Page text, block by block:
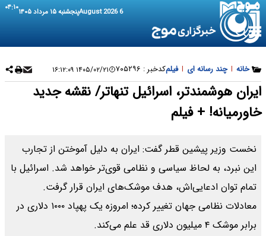
6 August 2026 پنجشنبه ۱۵ مرداد ۱۴۰۵ ۰۴:۱۰
خانه | چند رسانه ای | فیلمکدخبر : ۷۰۵۲۹۶ ۱۴۰۵/۰۲/۲۱ ۱۶:۱۲:۰۹
ایران هوشمندتر، اسرائیل تنهاتر/ نقشه جدید
خاورمیانه! + فیلم
نخست وزیر پیشین قطر گفت: ایران به دلیل آموختن از تجارب
این نبرد، به لحاظ سیاسی و نظامی قوی‌تر خواهد شد. اسرائیل با
تمام توان ادعایی‌اش، هدف موشک‌های ایران قرار گرفت.
معادلات نظامی جهان تغییر کرده؛ امروزه یک پهپاد ۱۰۰۰ دلاری در
برابر موشک ۴ میلیون دلاری قد علم می‌کند.